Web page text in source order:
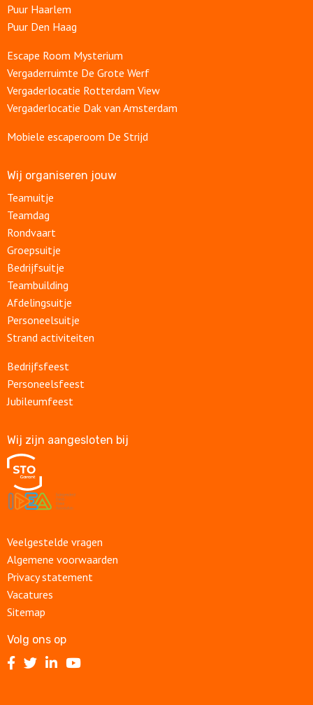
Puur Haarlem
Puur Den Haag
Escape Room Mysterium
Vergaderruimte De Grote Werf
Vergaderlocatie Rotterdam View
Vergaderlocatie Dak van Amsterdam
Mobiele escaperoom De Strijd
Wij organiseren jouw
Teamuitje
Teamdag
Rondvaart
Groepsuitje
Bedrijfsuitje
Teambuilding
Afdelingsuitje
Personeelsuitje
Strand activiteiten
Bedrijfsfeest
Personeelsfeest
Jubileumfeest
Wij zijn aangesloten bij
Veelgestelde vragen
Algemene voorwaarden
Privacy statement
Vacatures
Sitemap
Volg ons op
VolgVolgVolgVolg